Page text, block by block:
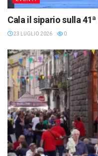
Cala il sipario sulla
23 LUGLIO 2026 0